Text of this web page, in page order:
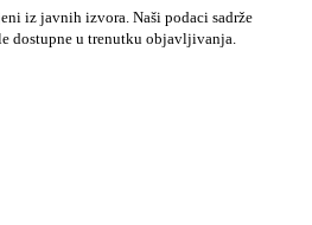
iz javnih izvora. Naši podaci sadrže
dostupne u trenutku objavljivanja.